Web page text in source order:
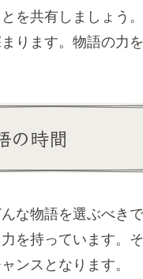
を共有しましょう
ります。物語の力
の時間
な物語を選ぶべき
を持っています。
ンスとなります。